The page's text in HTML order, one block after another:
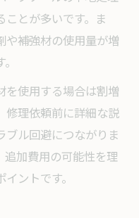
とが多いです。ま
や補強材の使用量が増
を使用する場合は割増
修理依頼前に詳細な説
ブル回避につながりま
追加費用の可能性を理
ントです。